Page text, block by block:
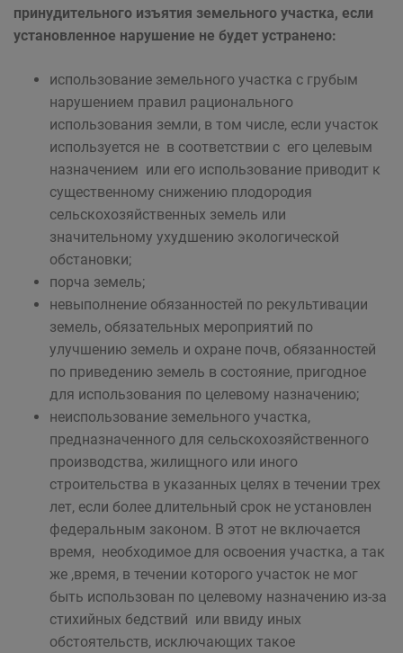
принудительного изъятия земельного участка, если
установленное нарушение не будет устранено:
использование земельного участка с грубым
нарушением правил рационального
использования земли, в том числе, если участок
используется не в соответствии с его целевым
назначением или его использование приводит к
существенному снижению плодородия
сельскохозяйственных земель или
значительному ухудшению экологической
обстановки;
порча земель;
невыполнение обязанностей по рекультивации
земель, обязательных мероприятий по
улучшению земель и охране почв, обязанностей
по приведению земель в состояние, пригодное
для использования по целевому назначению;
неиспользование земельного участка,
предназначенного для сельскохозяйственного
производства, жилищного или иного
строительства в указанных целях в течении трех
лет, если более длительный срок не установлен
федеральным законом. В этот не включается
время, необходимое для освоения участка, а так
же ,время, в течении которого участок не мог
быть использован по целевому назначению из-за
стихийных бедствий или ввиду иных
обстоятельств, исключающих такое